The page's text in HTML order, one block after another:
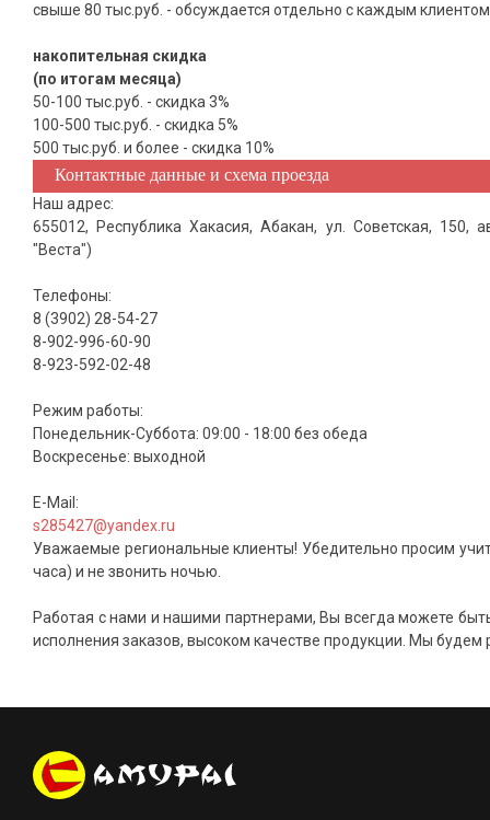
свыше 80 тыс.руб. - обсуждается отдельно с каждым клиентом
накопительная скидка
(по итогам месяца)
50-100 тыс.руб. - скидка 3%
100-500 тыс.руб. - скидка 5%
500 тыс.руб. и более - скидка 10%
Контактные данные и схема проезда
Наш адрес:
655012, Республика Хакасия, Абакан, ул. Советская, 150,
"Веста")
Телефоны:
8 (3902) 28-54-27
8-902-996-60-90
8-923-592-02-48
Режим работы:
Понедельник-Суббота: 09:00 - 18:00 без обеда
Воскресенье: выходной
E-Mail:
s285427@yandex.ru
Уважаемые региональные клиенты! Убедительно просим
часа) и не звонить ночью.
Работая с нами и нашими партнерами, Вы всегда можете
исполнения заказов, высоком качестве продукции. Мы